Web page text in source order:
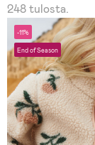
248 tulosta.
-11%
End of Season